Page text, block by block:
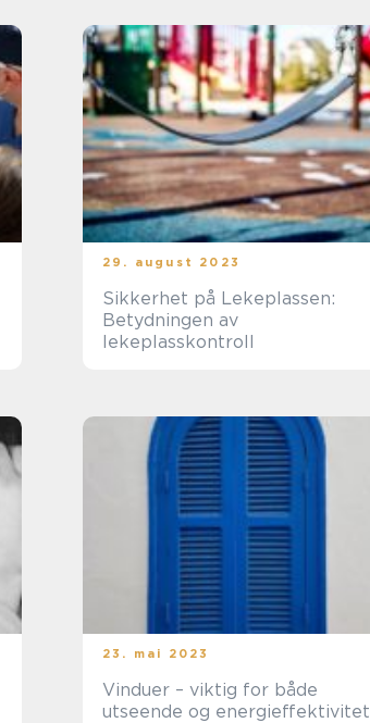
29. august 2023
Sikkerhet på Lekeplassen:
Betydningen av
lekeplasskontroll
23. mai 2023
Vinduer – viktig for både
utseende og energieffektivitet